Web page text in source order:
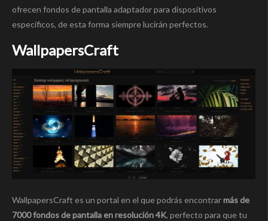
ofrecen fondos de pantalla adaptador para dispositivos
específicos, de esta forma siempre lucirán perfectos.
WallpapersCraft
WallpapersCraft es un portal en el que podrás encontrarmás de
7000 fondos de pantalla en resolución 4K, perfecto para que tu